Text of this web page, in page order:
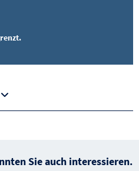
Sie auch interessieren.